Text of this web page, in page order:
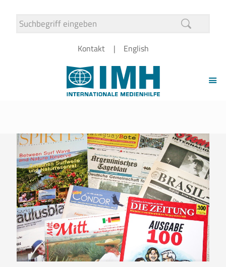
Kontakt English